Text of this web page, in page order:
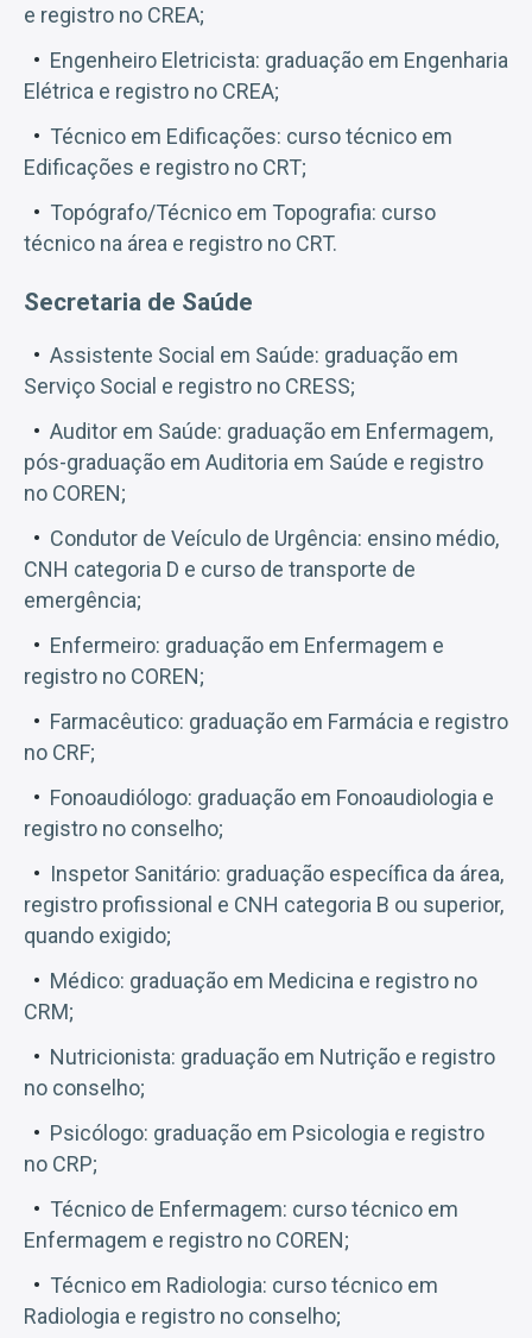
e registro no CREA;
Engenheiro Eletricista: graduação em Engenharia
Elétrica e registro no CREA;
Técnico em Edificações: curso técnico em
Edificações e registro no CRT;
Topógrafo/Técnico em Topografia: curso
técnico na área e registro no CRT.
Secretaria de Saúde
Assistente Social em Saúde: graduação em
Serviço Social e registro no CRESS;
Auditor em Saúde: graduação em Enfermagem,
pós-graduação em Auditoria em Saúde e registro
no COREN;
Condutor de Veículo de Urgência: ensino médio,
CNH categoria D e curso de transporte de
emergência;
Enfermeiro: graduação em Enfermagem e
registro no COREN;
Farmacêutico: graduação em Farmácia e registro
no CRF;
Fonoaudiólogo: graduação em Fonoaudiologia e
registro no conselho;
Inspetor Sanitário: graduação específica da área,
registro profissional e CNH categoria B ou superior,
quando exigido;
Médico: graduação em Medicina e registro no
CRM;
Nutricionista: graduação em Nutrição e registro
no conselho;
Psicólogo: graduação em Psicologia e registro
no CRP;
Técnico de Enfermagem: curso técnico em
Enfermagem e registro no COREN;
Técnico em Radiologia: curso técnico em
Radiologia e registro no conselho;